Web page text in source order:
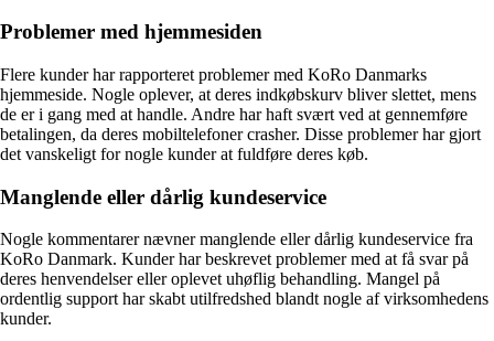
Problemer med hjemmesiden
Flere kunder har rapporteret problemer med KoRo Danmarks
hjemmeside. Nogle oplever, at deres indkøbskurv bliver slettet, mens
de er i gang med at handle. Andre har haft svært ved at gennemføre
betalingen, da deres mobiltelefoner crasher. Disse problemer har gjort
det vanskeligt for nogle kunder at fuldføre deres køb.
Manglende eller dårlig kundeservice
Nogle kommentarer nævner manglende eller dårlig kundeservice fra
KoRo Danmark. Kunder har beskrevet problemer med at få svar på
deres henvendelser eller oplevet uhøflig behandling. Mangel på
ordentlig support har skabt utilfredshed blandt nogle af virksomhedens
kunder.